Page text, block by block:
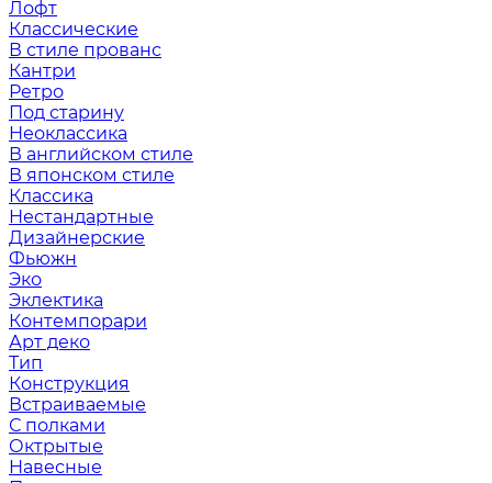
Лофт
Классические
В стиле прованс
Кантри
Ретро
Под старину
Неоклассика
В английском стиле
В японском стиле
Классика
Нестандартные
Дизайнерские
Фьюжн
Эко
Эклектика
Контемпорари
Арт деко
Тип
Конструкция
Встраиваемые
С полками
Октрытые
Навесные